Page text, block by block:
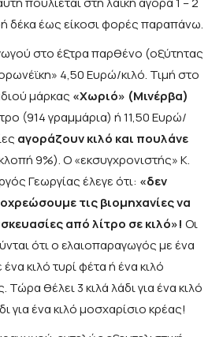
δέκα έως είκοσι φορές παραπάνω.
στο έξτρα παρθένο (οξύτητας
4,50 Ευρώ/κιλό. Τιμή στο
μάρκας «Χωριό» (Μινέρβα)
(914 γραμμάρια) ή 11,50 Ευρώ/
αγοράζουν κιλό και πουλάνε
9%). Ο «εκσυγχρονιστής» Κ.
Γεωργίας έλεγε ότι: «δεν
τις βιομηχανίες να
από λίτρο σε κιλό»! Οι
ότι ο ελαιοπαραγωγός με ένα
κιλό τυρί φέτα ή ένα κιλό
Τώρα θέλει 3 κιλά λάδι για ένα κιλό
για ένα κιλό μοσχαρίσιο κρέας!